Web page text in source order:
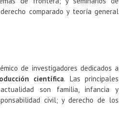
comparado y teoría general
de investigadores dedicados a
científica. Las principales
son familia, infancia y
civil; y derecho de los